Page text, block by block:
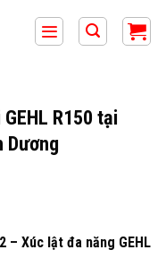
R150 tại
Dương
– Xúc lật đa năng GEHL